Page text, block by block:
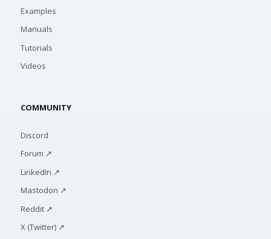
Examples
Manuals
Tutorials
Videos
COMMUNITY
Discord
Forum ↗
LinkedIn ↗
Mastodon ↗
Reddit ↗
X (Twitter) ↗